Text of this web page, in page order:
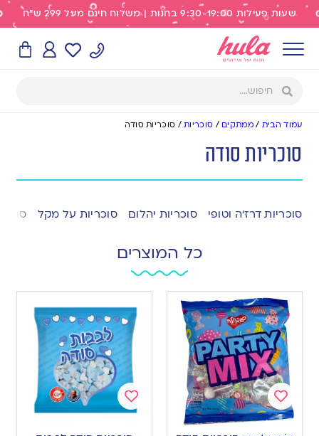
שעות פעילות 9:30-19:00 בחנות | משלוח חינם מעל 299 ש"ח
עמוד הבית /ממתקים / סוכריות/ סוכריות סודה
סוכריות סודה
סוכריות דרז’ה וטופי סוכריות יהלום סוכריות על מקל
כל המוצרים
Add
to
Add